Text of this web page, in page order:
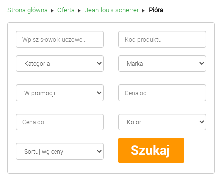
Strona główna Oferta Jean-louis scherrer Pióra